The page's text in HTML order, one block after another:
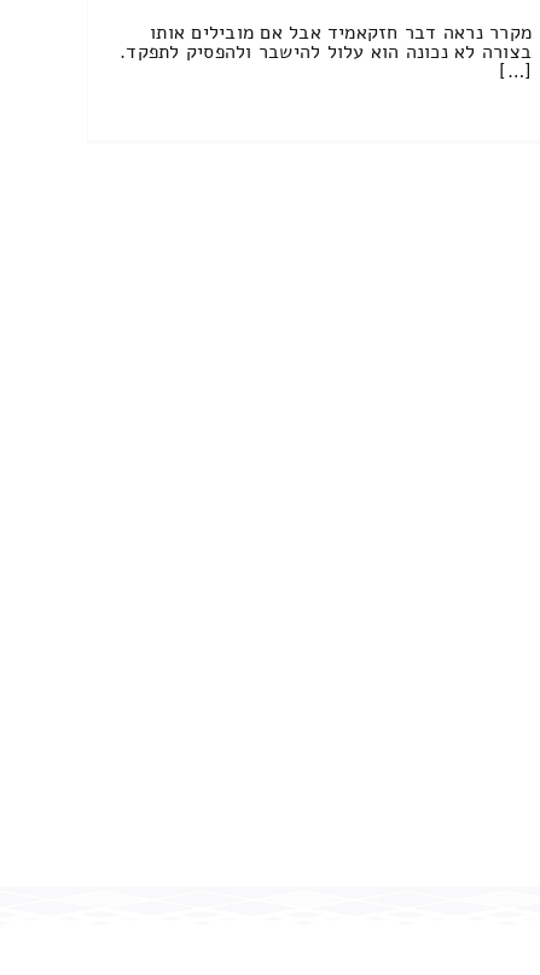
מקרר נראה דבר חזקאמיד אבל אם מובילים אותו
בצורה לא נכונה הוא עלול להישבר ולהפסיק לתפקד.
[…]